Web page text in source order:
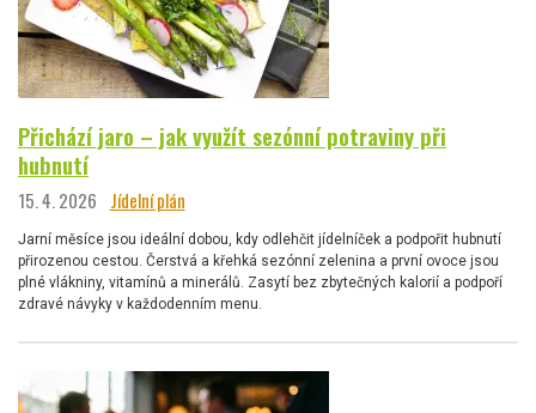
Přichází jaro – jak využít sezónní potraviny při
hubnutí
15. 4. 2026 Jídelní plán
Jarní měsíce jsou ideální dobou, kdy odlehčit jídelníček a podpořit hubnutí
přirozenou cestou. Čerstvá a křehká sezónní zelenina a první ovoce jsou
plné vlákniny, vitamínů a minerálů. Zasytí bez zbytečných kalorií a podpoří
zdravé návyky v každodenním menu.